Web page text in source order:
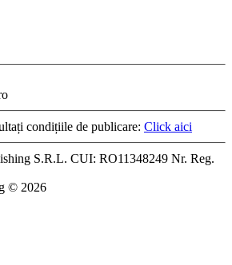
condițiile de publicare: Click aici
S.R.L. CUI: RO11348249 Nr. Reg.
© 2026